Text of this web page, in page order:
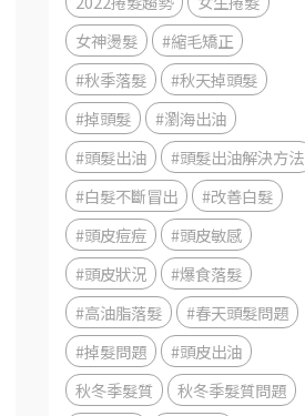
女神燙髮
#縮毛矯正
#秋季落髮
#秋天掉頭髮
#掉頭髮
#瀏海出油
#頭髮出油
#頭髮出油解決方法
#白髮不斷冒出
#改善白髮
#頭皮痘痘
#頭皮敏感
#頭皮狀況
#爆食落髮
#高油脂落髮
#春天頭髮問題
#掉髮問題
#頭皮出油
秋冬季髮質
秋冬季髮質問題